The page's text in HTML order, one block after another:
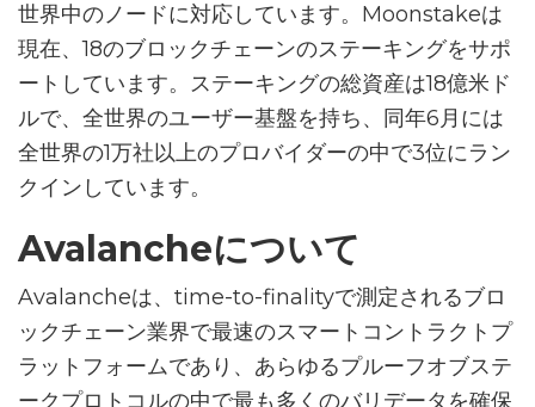
世界中のノードに対応しています。Moonstakeは
現在、18のブロックチェーンのステーキングをサポ
ートしています。ステーキングの総資産は18億米ド
ルで、全世界のユーザー基盤を持ち、同年6月には
全世界の1万社以上のプロバイダーの中で3位にラン
クインしています。
Avalancheについて
Avalancheは、time-to-finalityで測定されるブロ
ックチェーン業界で最速のスマートコントラクトプ
ラットフォームであり、あらゆるプルーフオブステ
ークプロトコルの中で最も多くのバリデータを確保